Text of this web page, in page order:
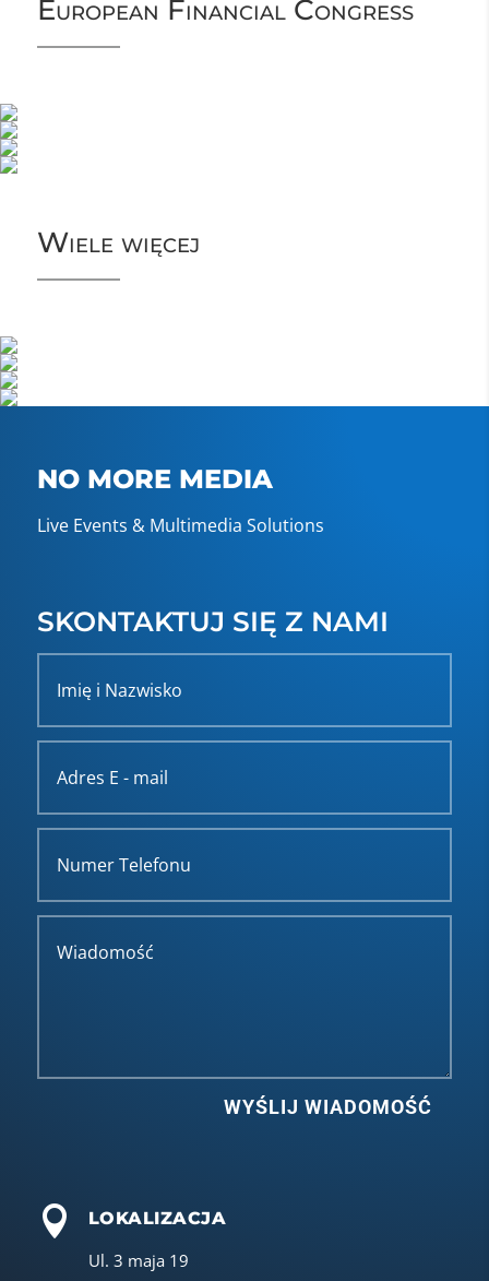
European Financial Congress
Wiele więcej
NO MORE MEDIA
Live Events & Multimedia Solutions
SKONTAKTUJ SIĘ Z NAMI
WYŚLIJ WIADOMOŚĆ
 LOKALIZACJA
Ul. 3 maja 19